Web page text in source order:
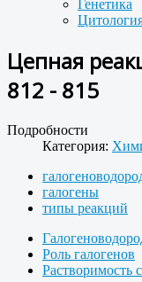
Генетика
Цепная
812 - 815
Подробности
Категория:
галогены
типы реакций
Роль галогенов
Растворимость